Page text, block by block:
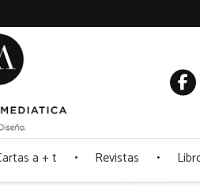
a + t Revistas